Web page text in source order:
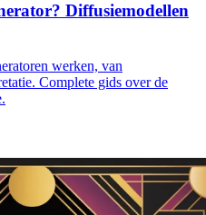
Diffusiemodellen
werken, van
Complete gids over de